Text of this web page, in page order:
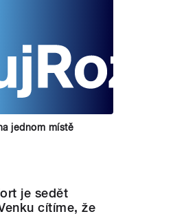
jednom místě
je sedět
cítíme, že